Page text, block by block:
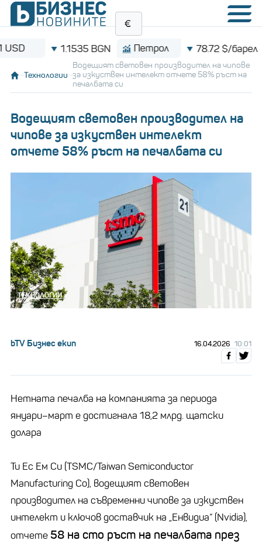
1.1535 BGN Петрол 78.72 $/барел
Технологии
Водещият световен производител на чипове
за изкуствен интелект отчете 58% ръст на
печалбата си
Водещият световен производител на
чипове за изкуствен интелект
отчете 58% ръст на печалбата си
ТЕХНОЛОГИИ
bTV Бизнес екип 16.04.2026 10:01
Нетната печалба на компанията за периода
януари–март е достигнала 18,2 млрд. щатски
долара
Ти Ес Ем Си (TSMC/Taiwan Semiconductor
Manufacturing Co), водещият световен
производител на съвременни чипове за изкуствен
интелект и ключов доставчик на „Енвидиa“ (Nvidia),
отчете58 на сто ръст на печалбата през